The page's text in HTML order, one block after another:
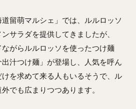
留萌マルシェ」では、ルルロッソ
サラダを提供してきましたが、
がらルルロッソを使ったつけ麺
出汁つけ麺」が登場し、人気を呼ん
を求めて来る人もいるそうで、ル
でも広まりつつあります。